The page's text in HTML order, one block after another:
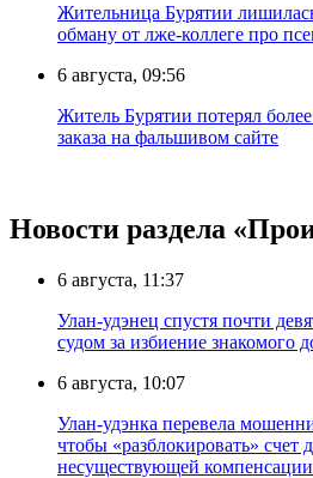
Жительница Бурятии
обману от лже-коллеге про
6 августа, 09:56
Житель Бурятии потерял
заказа на фальшивом сайте
Новости раздела
6 августа, 11:37
Улан-удэнец спустя почти
судом за избиение знакомого
6 августа, 10:07
Улан-удэнка перевела
чтобы «разблокировать» счет
несуществующей компенсации